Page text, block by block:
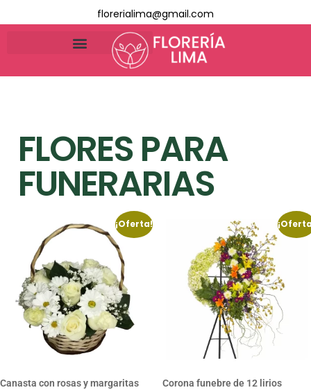
florerialima@gmail.com
FLORES PARA
FUNERARIAS
¡Oferta!
Canasta con rosas y margaritas Corona funebre de 12 lirios